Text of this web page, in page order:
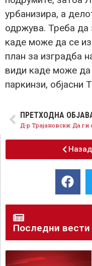
урбанизира, а
одржува. Треба да
каде може да се
план за изградба
види каде може
паркинзи, објасни
ПРЕТХОДНА
Последни вести